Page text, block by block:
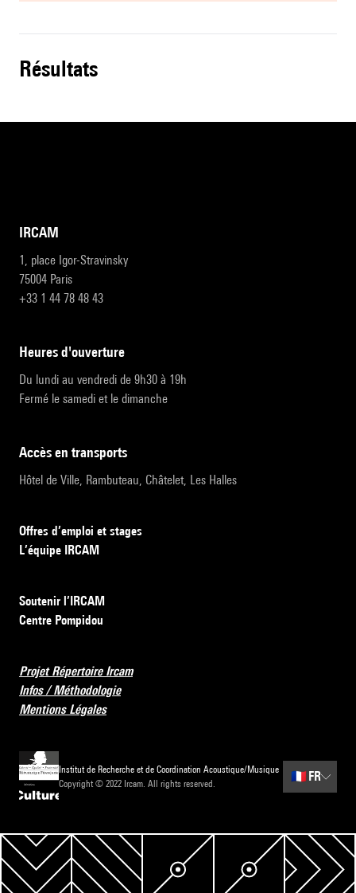
résultats
IRCAM
1, place Igor-Stravinsky
75004 Paris
+33 1 44 78 48 43
heures d'ouverture
Du lundi au vendredi de 9h30 à 19h
Fermé le samedi et le dimanche
accès en transports
Hôtel de Ville, Rambuteau, Châtelet, Les Halles
Offres d’emploi et stages
L’équipe IRCAM
Soutenir l’IRCAM
Centre Pompidou
Projet Répertoire Ircam
Infos / Méthodologie
Mentions Légales
Institut de Recherche et de Coordination Acoustique/Musique
Copyright © 2022 Ircam. All rights reserved.
🇫🇷 FR